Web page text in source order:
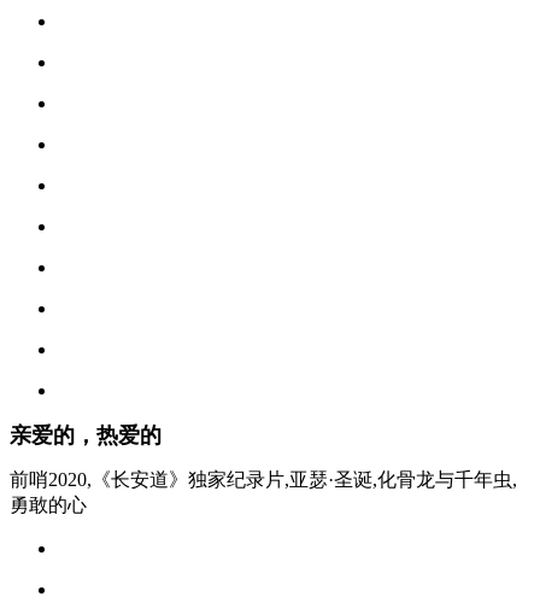
亲爱的，热爱的
前哨2020,《长安道》独家纪录片,亚瑟·圣诞,化骨龙与千年虫,
勇敢的心